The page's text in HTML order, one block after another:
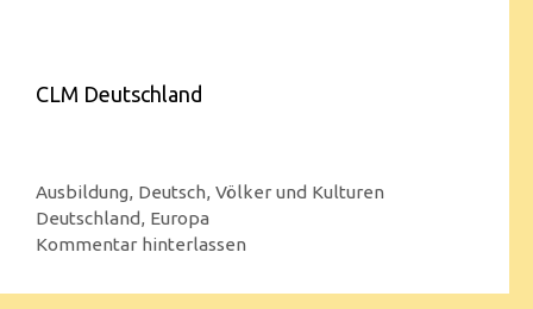
CLM Deutschland
Ausbildung, Deutsch, Völker und Kulturen
Deutschland, Europa
Kommentar hinterlassen